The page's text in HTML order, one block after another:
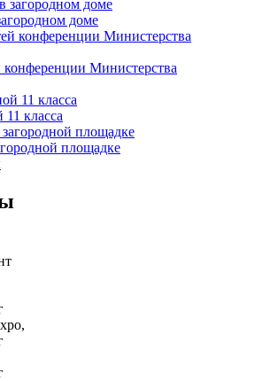
доме
конференции Министерства
класса
площадке